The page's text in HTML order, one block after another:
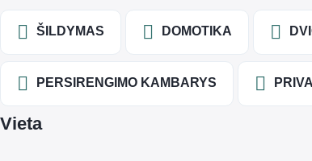
ŠILDYMAS DOMOTIKA
PERSIRENGIMO KAMBARYS
Vieta